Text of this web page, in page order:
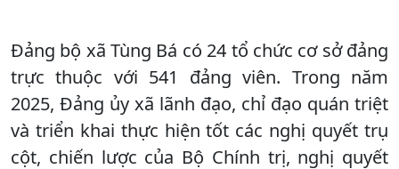
Đảng bộ xã Tùng Bá có 24 tổ chức cơ sở đảng
trực thuộc với 541 đảng viên. Trong năm
2025, Đảng ủy xã lãnh đạo, chỉ đạo quán triệt
và triển khai thực hiện tốt các nghị quyết trụ
cột, chiến lược của Bộ Chính trị, nghị quyết